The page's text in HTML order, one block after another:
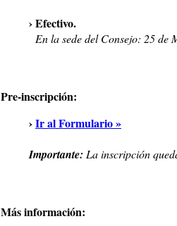
› Efectivo.
En la sede del Consejo: 25 de
Pre-inscripción:
›Ir al Formulario »
Importante: La inscripción
Más información: